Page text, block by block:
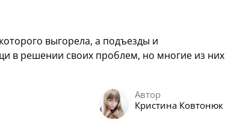
выгорела, а подъезды и
в решении своих проблем, но многие из них
Автор
Кристина Ковтонюк